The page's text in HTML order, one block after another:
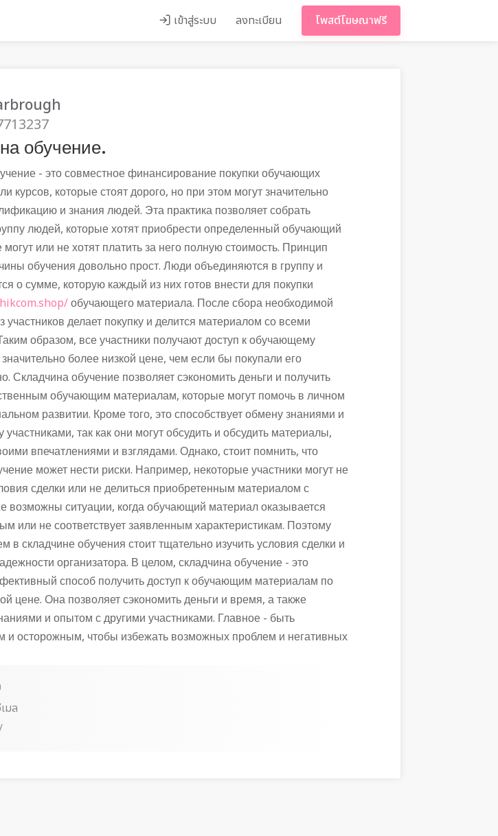
เข้าสู่ระบบ ลงทะเบียน โพสต์โฆษณาฟรี
обучение.
- это совместное финансирование покупки обучающих
курсов, которые стоят дорого, но при этом могут значительно
и знания людей. Эта практика позволяет собрать
людей, которые хотят приобрести определенный обучающий
могут или не хотят платить за него полную стоимость. Принцип
обучения довольно прост. Люди объединяются в группу и
о сумме, которую каждый из них готов внести для покупки
обучающего материала. После сбора необходимой
делает покупку и делится материалом со всеми
образом, все участники получают доступ к обучающему
более низкой цене, чем если бы покупали его
Складчина обучение позволяет сэкономить деньги и получить
обучающим материалам, которые могут помочь в личном
развитии. Кроме того, это способствует обмену знаниями и
так как они могут обсудить и обсудить материалы,
впечатлениями и взглядами. Однако, стоит помнить, что
может нести риски. Например, некоторые участники могут не
сделки или не делиться приобретенным материалом с
возможны ситуации, когда обучающий материал оказывается
или не соответствует заявленным характеристикам. Поэтому
в складчине обучения стоит тщательно изучить условия сделки и
организатора. В целом, складчина обучение - это
способ получить доступ к обучающим материалам по
цене. Она позволяет сэкономить деньги и время, а также
и опытом с другими участниками. Главное - быть
и осторожным, чтобы избежать возможных проблем и негативных
มล